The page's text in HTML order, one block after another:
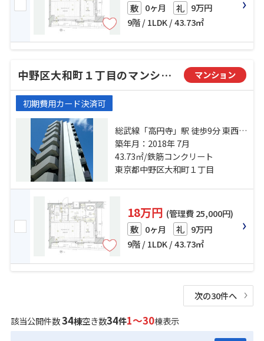
敷 0ヶ月 礼 9万円
9階 / 1LDK / 43.73㎡
中野区大和町１丁目のマンション マンション
初期費用カード決済可
総武線「高円寺」駅 徒歩9分 東西線
「中野」駅 徒歩17分 西武新宿線
「野方」駅 徒歩12分
築年月：2018年 7月
43.73㎡/鉄筋コンクリート
東京都中野区大和町１丁目
18万円 (管理費 25,000円)
敷 0ヶ月 礼 9万円
9階 / 1LDK / 43.73㎡
次の30件へ
該当公開件数34棟空き数34件1～30棟表示